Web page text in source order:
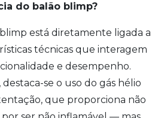
do balão blimp?
está diretamente ligada a
técnicas que interagem
e desempenho.
destaca-se o uso do gás hélio
que proporciona não